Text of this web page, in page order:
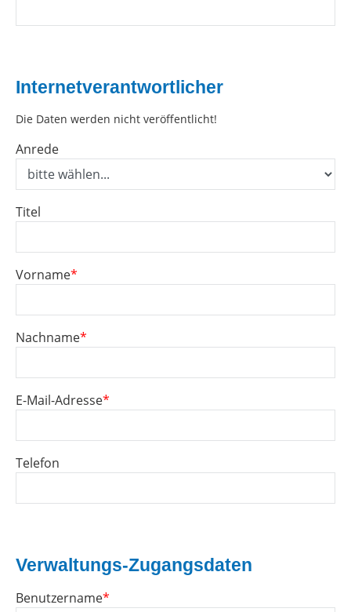
Internetverantwortlicher
Die Daten werden nicht veröffentlicht!
Anrede
Titel
Vorname*
Nachname*
E-Mail-Adresse*
Telefon
Verwaltungs-Zugangsdaten
Benutzername*